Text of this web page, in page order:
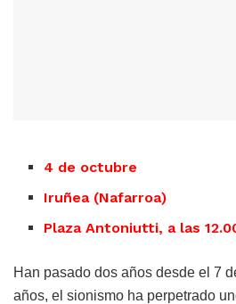
4 de octubre
Iruñea (Nafarroa)
Plaza Antoniutti, a las
Han pasado dos años desde el 7
años, el sionismo ha perpetrado